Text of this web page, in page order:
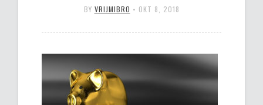
BY VRIJMIBRO • OKT 8, 2018